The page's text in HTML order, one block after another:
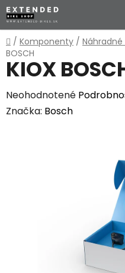
Prejsť
na
obsah
Domov
/ Komponenty /
BOSCH
KIOX
Priemerné
hodnotenie
Neohodnotené
Značka: Bosch